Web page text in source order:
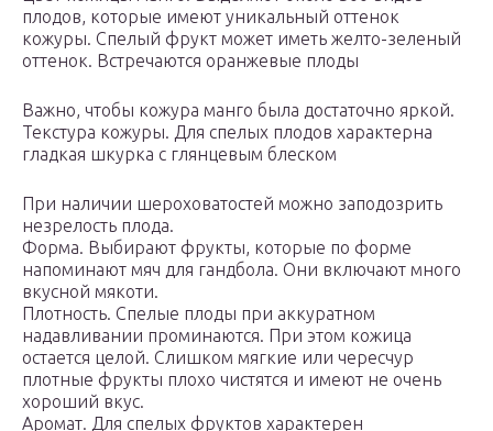
плодов, которые имеют уникальный оттенок
кожуры. Спелый фрукт может иметь желто-зеленый
оттенок. Встречаются оранжевые плоды
Важно, чтобы кожура манго была достаточно яркой.
Текстура кожуры. Для спелых плодов характерна
гладкая шкурка с глянцевым блеском
При наличии шероховатостей можно заподозрить
незрелость плода.
Форма. Выбирают фрукты, которые по форме
напоминают мяч для гандбола. Они включают много
вкусной мякоти.
Плотность. Спелые плоды при аккуратном
надавливании проминаются. При этом кожица
остается целой. Слишком мягкие или чересчур
плотные фрукты плохо чистятся и имеют не очень
хороший вкус.
Аромат. Для спелых фруктов характерен